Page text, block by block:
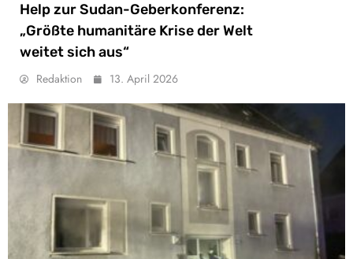
Help zur Sudan-Geberkonferenz:
„Größte humanitäre Krise der Welt
weitet sich aus“
Redaktion 13. April 2026